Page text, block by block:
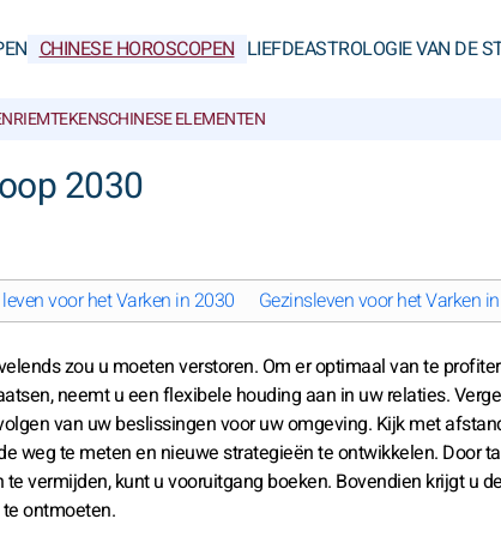
CHINESE HOROSCOPEN LIEFDEASTROLOGIE VAN DE
CHINESE ELEMENTEN
2030
voor het Varken in 2030 Gezinsleven voor het Varken
zou u moeten verstoren. Om er optimaal van te
neemt u een flexibele houding aan in uw relaties.
van uw beslissingen voor uw omgeving. Kijk met
weg te meten en nieuwe strategieën te ontwikkelen. Door
vermijden, kunt u vooruitgang boeken. Bovendien krijgt u
ontmoeten.